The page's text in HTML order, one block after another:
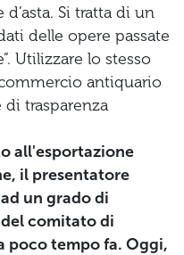
Si tratta di un
delle opere passate
Utilizzare lo stesso
antiquario
di trasparenza
all'esportazione
il presentatore
un grado di
comitato di
poco tempo fa. Oggi,